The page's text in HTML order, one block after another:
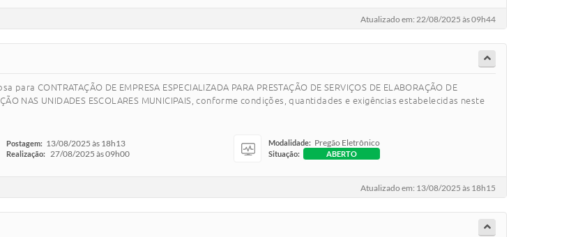
Atualizado em: 22/08/2025 às 09h44
CONTRATAÇÃO DE EMPRESA ESPECIALIZADA PARA PRESTAÇÃO DE SERVIÇOS DE ELABORAÇÃO DE
NAS UNIDADES ESCOLARES MUNICIPAIS, conforme condições, quantidades e exigências estabelecidas neste
Postagem: 13/08/2025 às 18h13
Realização: 27/08/2025 às 09h00
Modalidade: Pregão Eletrônico
Situação: ABERTO
Atualizado em: 13/08/2025 às 18h15